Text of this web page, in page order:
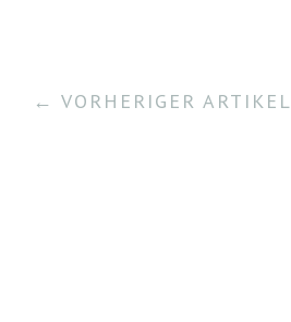
← VORHERIGER ARTIKEL